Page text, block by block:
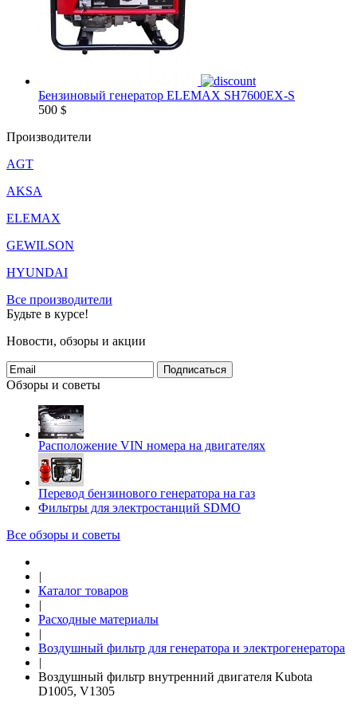
Бензиновый генератор ELEMAX SH7600EX-S
500 $
Производители
AGT
AKSA
ELEMAX
GEWILSON
HYUNDAI
Все производители
Будьте в курсе!
Новости, обзоры и акции
Подписаться
Обзоры и советы
Расположение VIN номера на двигателях
Перевод бензинового генератора на газ
Фильтры для электростанций SDMO
Все обзоры и советы
|
Каталог товаров
|
Расходные материалы
|
Воздушный фильтр для генератора и электрогенератора
|
Воздушный фильтр внутренний двигателя Kubota
D1005, V1305